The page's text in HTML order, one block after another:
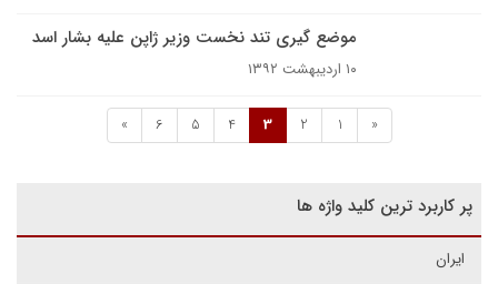
موضع گیری تند نخست وزیر ژاپن علیه بشار اسد
۱۰ اردیبهشت ۱۳۹۲
«
1
2
3
4
5
6
»
پر کاربرد ترین کلید واژه ها
ایران